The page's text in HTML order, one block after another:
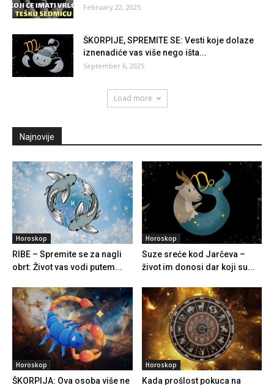
February 22, 2025
ŠKORPIJE, SPREMITE SE: Vesti koje dolaze
iznenadiće vas više nego išta...
September 6, 2025
Load more
Najnovije
Horoskop
RIBE – Spremite se za nagli
obrt: Život vas vodi putem...
Horoskop
Suze sreće kod Jarčeva –
život im donosi dar koji su...
Horoskop
ŠKORPIJA: Ova osoba više ne
Horoskop
Kada prošlost pokuca na